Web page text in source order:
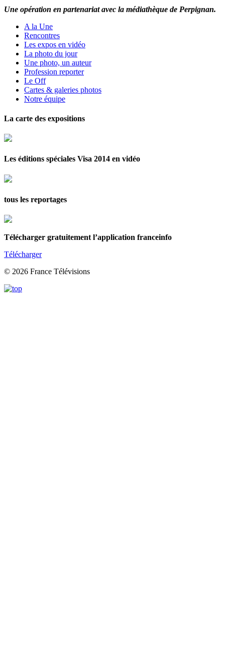
Une opération en partenariat avec la médiathèque de Perpignan.
A la Une
Rencontres
Les expos en vidéo
La photo du jour
Une photo, un auteur
Profession reporter
Le Off
Cartes & galeries photos
Notre équipe
La carte des expositions
Les éditions spéciales Visa 2014 en vidéo
tous les reportages
Télécharger gratuitement l’application franceinfo
Télécharger
© 2026 France Télévisions